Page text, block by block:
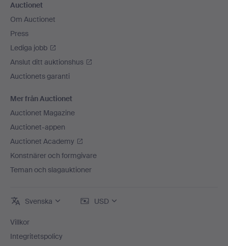
Auctionet
Om Auctionet
Press
Lediga jobb
Anslut ditt auktionshus
Auctionets garanti
Mer från Auctionet
Auctionet Magazine
Auctionet-appen
Auctionet Academy
Konstnärer och formgivare
Teman och slagauktioner
Svenska USD
Villkor
Integritetspolicy